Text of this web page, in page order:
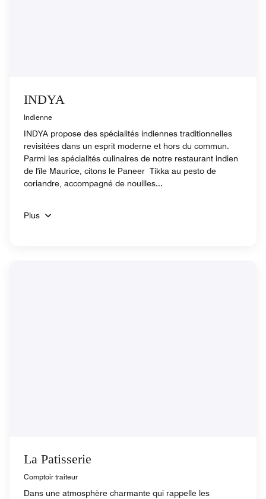
INDYA
Indienne
INDYA propose des spécialités indiennes traditionnelles
revisitées dans un esprit moderne et hors du commun.
Parmi les spécialités culinaires de notre restaurant indien
de l'île Maurice, citons le Paneer Tikka au pesto de
coriandre, accompagné de nouilles...
Plus
La Patisserie
Comptoir traiteur
Dans une atmosphère charmante qui rappelle les